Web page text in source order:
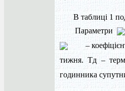
В таблиці 1
Параметри
–
тижня. Тд –
годинника